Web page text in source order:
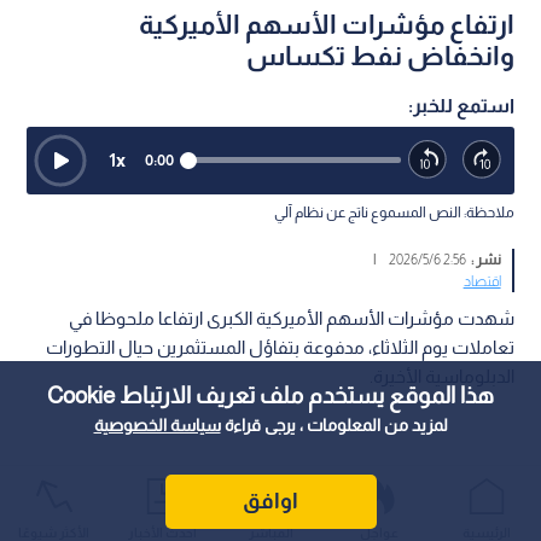
هذا الموقع يستخدم ملف تعريف الارتباط Cookie
لمزيد من المعلومات ، يرجى قراءةسياسة الخصوصية
اوافق
ارتفاع مؤشرات الأسهم الأميركية
وانخفاض نفط تكساس
استمع للخبر:
0:00
1x
ملاحظة: النص المسموع ناتج عن نظام آلي
نشر :2:56 2026/5/6
|
اقتصاد
شهدت مؤشرات الأسهم الأميركية الكبرى ارتفاعا ملحوظا في
تعاملات يوم الثلاثاء، مدفوعة بتفاؤل المستثمرين حيال التطورات
عواجل المباشر أحدث الأخبار